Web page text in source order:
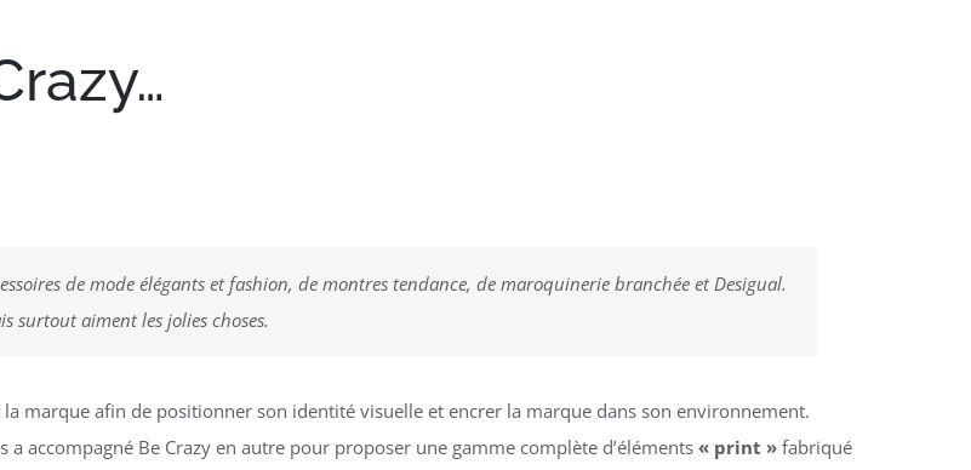
de mode élégants et fashion, de montres tendance, de maroquinerie branchée et Desigual.
surtout aiment les jolies choses.
marque afin de positionner son identité visuelle et encrer la marque dans son environnement.
a accompagné Be Crazy en autre pour proposer une gamme complète d’éléments « print » fabriqué